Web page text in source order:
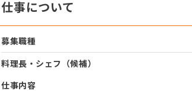
仕事について
募集職種
料理長・シェフ（候補）
仕事内容